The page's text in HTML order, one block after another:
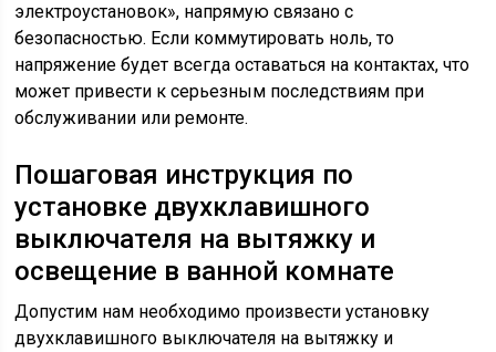
электроустановок», напрямую связано с
безопасностью. Если коммутировать ноль, то
напряжение будет всегда оставаться на контактах, что
может привести к серьезным последствиям при
обслуживании или ремонте.
Пошаговая инструкция по
установке двухклавишного
выключателя на вытяжку и
освещение в ванной комнате
Допустим нам необходимо произвести установку
двухклавишного выключателя на вытяжку и